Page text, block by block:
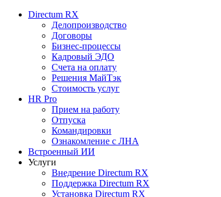
Directum RX
Делопроизводство
Договоры
Бизнес-процессы
Кадровый ЭДО
Счета на оплату
Решения МайТэк
Стоимость услуг
HR Pro
Прием на работу
Отпуска
Командировки
Ознакомление с ЛНА
Встроенный ИИ
Услуги
Внедрение Directum RX
Поддержка Directum RX
Установка Directum RX